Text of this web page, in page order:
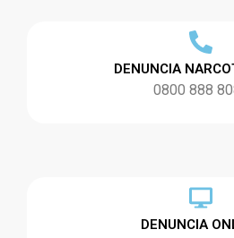
DENUNCIA
0800 888
DENUNCIA